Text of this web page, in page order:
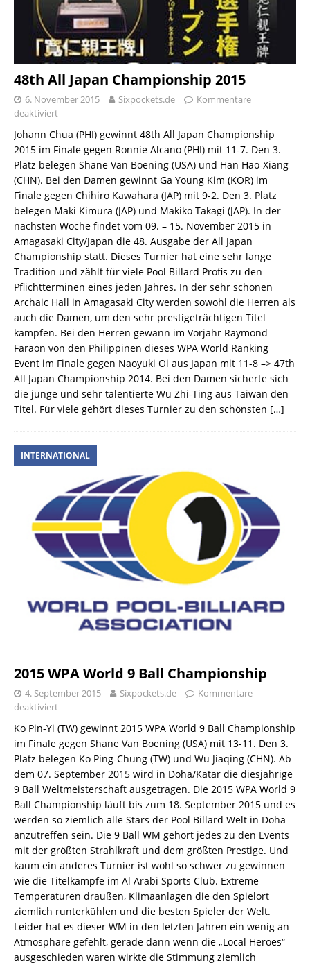
48th All Japan Championship 2015
6. November 2015 Sixpockets.de
Kommentare
deaktiviert
Johann Chua (PHI) gewinnt 48th All Japan Championship
2015 im Finale gegen Ronnie Alcano (PHI) mit 11-7. Den 3.
Platz belegen Shane Van Boening (USA) und Han Hao-Xiang
(CHN). Bei den Damen gewinnt Ga Young Kim (KOR) im
Finale gegen Chihiro Kawahara (JAP) mit 9-2. Den 3. Platz
belegen Maki Kimura (JAP) und Makiko Takagi (JAP). In der
nächsten Woche findet vom 09. – 15. November 2015 in
Amagasaki City/Japan die 48. Ausgabe der All Japan
Championship statt. Dieses Turnier hat eine sehr lange
Tradition und zählt für viele Pool Billard Profis zu den
Pflichtterminen eines jeden Jahres. In der sehr schönen
Archaic Hall in Amagasaki City werden sowohl die Herren als
auch die Damen, um den sehr prestigeträchtigen Titel
kämpfen. Bei den Herren gewann im Vorjahr Raymond
Faraon von den Philippinen dieses WPA World Ranking
Event im Finale gegen Naoyuki Oi aus Japan mit 11-8 –> 47th
All Japan Championship 2014. Bei den Damen sicherte sich
die junge und sehr talentierte Wu Zhi-Ting aus Taiwan den
Titel. Für viele gehört dieses Turnier zu den schönsten […]
INTERNATIONAL
2015 WPA World 9 Ball Championship
4. September 2015 Sixpockets.de
Kommentare
deaktiviert
Ko Pin-Yi (TW) gewinnt 2015 WPA World 9 Ball Championship
im Finale gegen Shane Van Boening (USA) mit 13-11. Den 3.
Platz belegen Ko Ping-Chung (TW) und Wu Jiaqing (CHN). Ab
dem 07. September 2015 wird in Doha/Katar die diesjährige
9 Ball Weltmeisterschaft ausgetragen. Die 2015 WPA World 9
Ball Championship läuft bis zum 18. September 2015 und es
werden so ziemlich alle Stars der Pool Billard Welt in Doha
anzutreffen sein. Die 9 Ball WM gehört jedes zu den Events
mit der größten Strahlkraft und dem größten Prestige. Und
kaum ein anderes Turnier ist wohl so schwer zu gewinnen
wie die Titelkämpfe im Al Arabi Sports Club. Extreme
Temperaturen draußen, Klimaanlagen die den Spielort
ziemlich runterkühlen und die besten Spieler der Welt.
Leider hat es dieser WM in den letzten Jahren ein wenig an
Atmosphäre gefehlt, gerade dann wenn die „Local Heroes“
ausgeschieden waren wirkte die Stimmung ziemlich